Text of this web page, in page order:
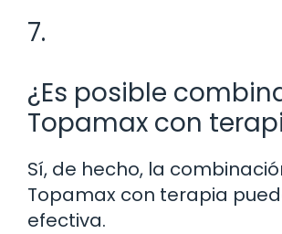
7.
¿Es posible
Topamax con
Sí, de hecho, la
Topamax con terapia
efectiva.